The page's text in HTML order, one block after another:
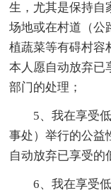
生，尤其是保持自
场地或在村道（公
植蔬菜等有碍村容
本人愿自动放弃已
部门的处理；
5、我在享受
事处）举行的公益
自动放弃已享受的
6、我在享受